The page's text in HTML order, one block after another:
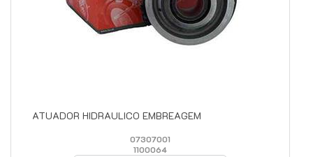
ATUADOR HIDRAULICO EMBREAGEM
07307001
1100064